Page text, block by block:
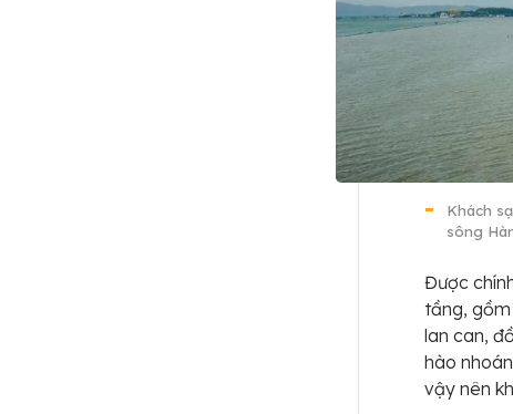
Khách
sông
Được
tầng, gồm
lan can,
hào
vậy nên